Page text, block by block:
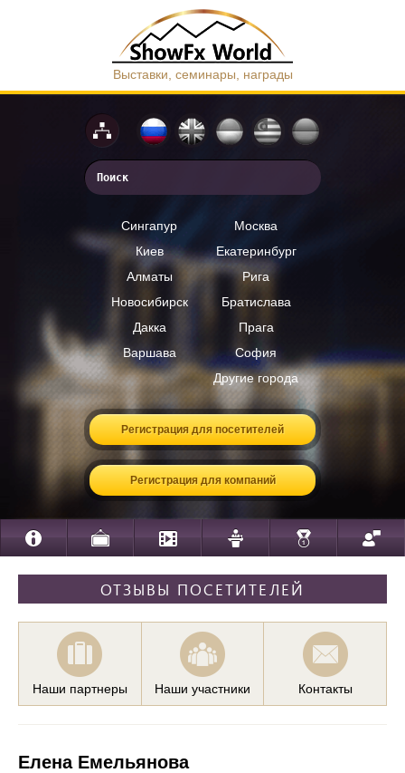
Выставки, семинары, награды
Сингапур
Москва
Киев
Екатеринбург
Алматы
Рига
Новосибирск
Братислава
Дакка
Прага
Варшава
София
Другие города
Регистрация для посетителей
Регистрация для компаний
ОТЗЫВЫ ПОСЕТИТЕЛЕЙ
Наши партнеры Наши участники Контакты
Елена Емельянова